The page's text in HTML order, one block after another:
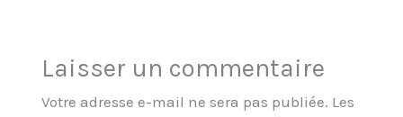
Laisser un commentaire
Votre adresse e-mail ne sera pas publiée. Les